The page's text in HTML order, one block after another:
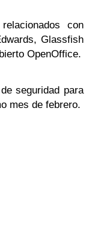
con
Glassfish
OpenOffice.
seguridad para
mes de febrero.